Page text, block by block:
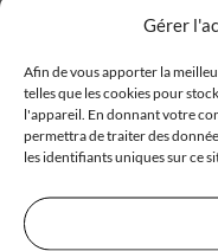
Gérer
Afin de vous apporter la
telles que les cookies pour
l'appareil. En donnant votre
permettra de traiter des
les identifiants uniques sur ce
Adresse